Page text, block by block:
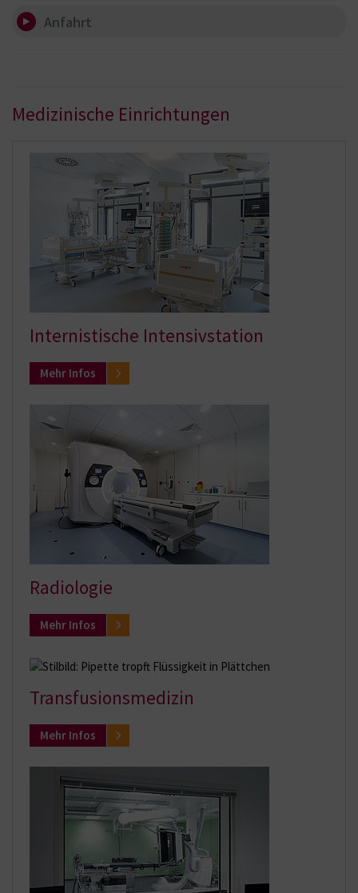
Anfahrt
Medizinische Einrichtungen
Internistische Intensivstation
Mehr Infos
Radiologie
Mehr Infos
Transfusionsmedizin
Mehr Infos